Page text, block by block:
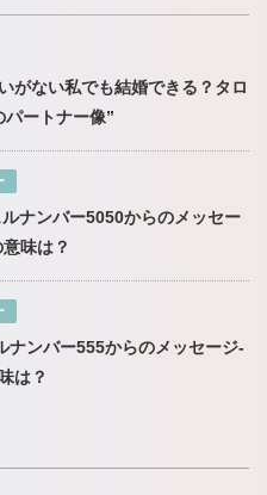
がない私でも結婚できる？タロ
パートナー像”
ルナンバー5050からのメッセー
味は？
ナンバー555からのメッセージ-
は？